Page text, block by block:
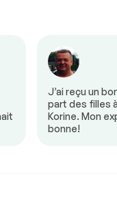
J’ai reçu un
part des filles
Korine. Mon
bonne!